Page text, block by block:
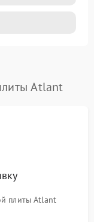
Atlant
плиты Atlant